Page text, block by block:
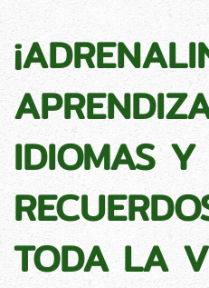
IDIOMAS Y
TODA LA